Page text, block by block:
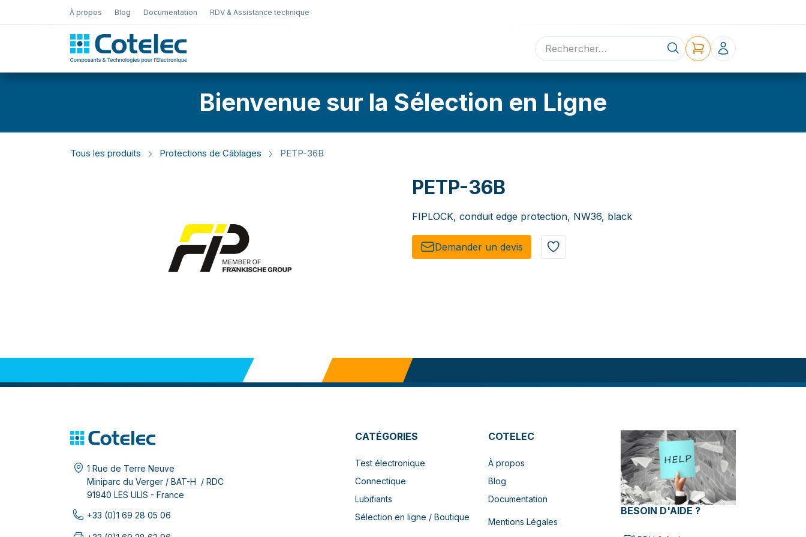
À propos Blog Documentation RDV & Assistance technique
Sélection en ligne Contact
Bienvenue sur la Sélection en Ligne
Tous les produits Protections de Câblages PETP-36B
PETP-36B
FIPLOCK, conduit edge protection, NW36, black
Demander un de​​vis​​
1 Rue de Terre Neuve
Miniparc du Verger / BAT-H / RDC
91940 LES ULIS - France
+33 (0)1 69 28 05 06
CATÉGORIES
Test électronique
Connectique
Lubifiants
Sélection en ligne / Boutique
COTELEC
À propos
Blog
Documentation
Mentions Légales
BESOIN D'AIDE ?